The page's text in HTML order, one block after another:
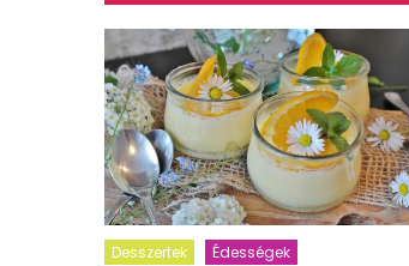
Desszertek
Édességek